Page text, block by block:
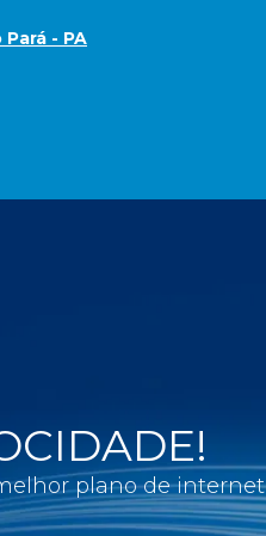
Pará - PA
plano de internet